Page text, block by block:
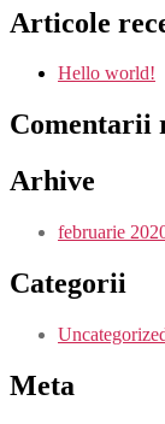
Articole
Hello world!
Comentarii
Arhive
februarie
Categorii
Meta